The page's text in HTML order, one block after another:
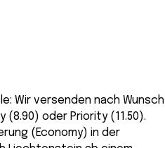
Wir versenden nach Wunsch
(8.90) oder Priority (11.50).
(Economy) in der